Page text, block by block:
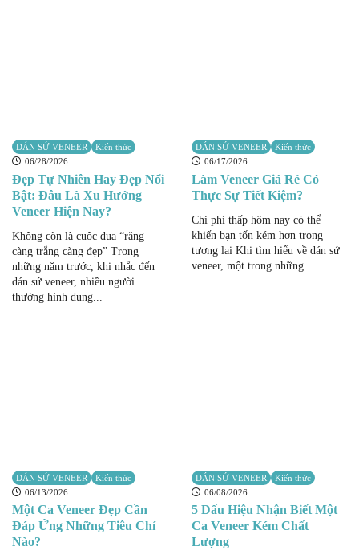
DÁN SỨ VENEER
Kiến thức
06/28/2026
Đẹp Tự Nhiên Hay Đẹp Nổi
Bật: Đâu Là Xu Hướng
Veneer Hiện Nay?
Không còn là cuộc đua “răng
càng trắng càng đẹp” Trong
những năm trước, khi nhắc đến
dán sứ veneer, nhiều người
thường hình dung...
DÁN SỨ VENEER
Kiến thức
06/17/2026
Làm Veneer Giá Rẻ Có
Thực Sự Tiết Kiệm?
Chi phí thấp hôm nay có thể
khiến bạn tốn kém hơn trong
tương lai Khi tìm hiểu về dán sứ
veneer, một trong những...
DÁN SỨ VENEER
Kiến thức
06/13/2026
Một Ca Veneer Đẹp Cần
Đáp Ứng Những Tiêu Chí
Nào?
DÁN SỨ VENEER
Kiến thức
06/08/2026
5 Dấu Hiệu Nhận Biết Một
Ca Veneer Kém Chất
Lượng